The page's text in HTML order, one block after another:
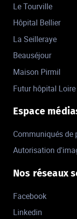
Le Tourville
Hôpital Bellier
La Seilleraye
Beauséjour
Maison Pirmil
Futur hôpital
Espace
Communiqués de
Autorisation
Nos réseaux
Facebook
Linkedin